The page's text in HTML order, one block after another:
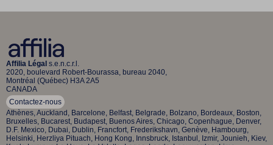
Affilia Légal s.e.n.c.r.l.
2020, boulevard Robert-Bourassa, bureau 2040,
Montréal (Québec) H3A 2A5
CANADA
Contactez-nous
Athènes, Auckland, Barcelone, Belfast, Belgrade, Bolzano, Bordeaux, Boston,
Bruxelles, Bucarest, Budapest, Buenos Aires, Chicago, Copenhague, Denver,
D.F. Mexico, Dubai, Dublin, Francfort, Frederikshavn, Genève, Hambourg,
Helsinki, Herzliya Pituach, Hong Kong, Innsbruck, Istanbul, Izmir, Jounieh, Kiev,